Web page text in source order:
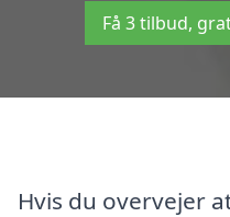
Få 3 tilbud,
Hvis du overvejer